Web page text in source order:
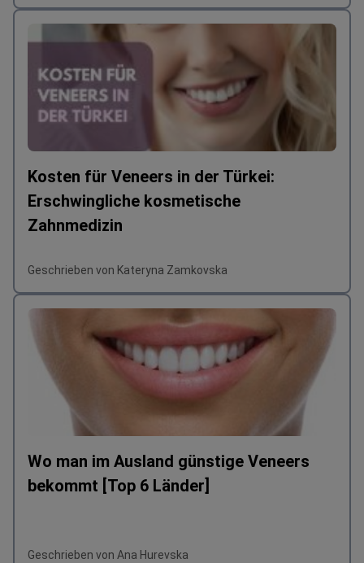
Kosten für Veneers in der Türkei:
Erschwingliche kosmetische
Zahnmedizin
Geschrieben von Kateryna Zamkovska
Wo man im Ausland günstige Veneers
bekommt [Top 6 Länder]
Geschrieben von Ana Hurevska